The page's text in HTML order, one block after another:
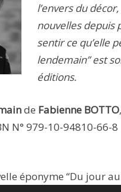
l’envers du
nouvelles depuis
sentir ce qu’elle
lendemain” est
éditions.
de Fabienne BOTTO
N° 979-10-94810-66-8
éponyme “Du jour